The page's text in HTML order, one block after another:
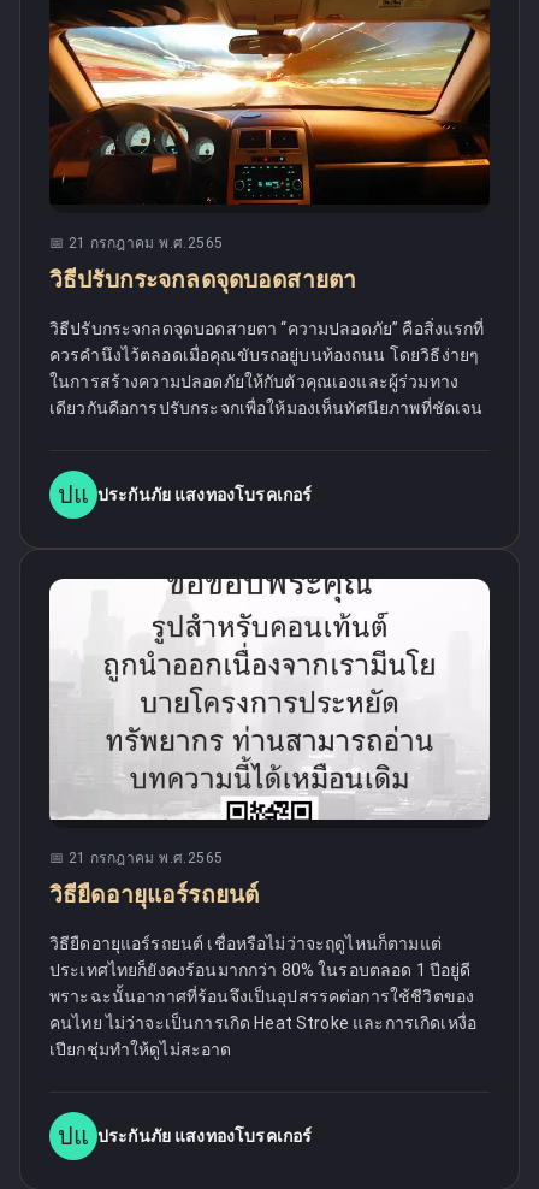
📅 21 กรกฎาคม พ.ศ.2565
วิธีปรับกระจกลดจุดบอดสายตา
วิธีปรับกระจกลดจุดบอดสายตา “ความปลอดภัย” คือสิ่งแรกที่
ควรคำนึงไว้ตลอดเมื่อคุณขับรถอยู่บนท้องถนน โดยวิธีง่ายๆ
ในการสร้างความปลอดภัยให้กับตัวคุณเองและผู้ร่วมทาง
เดียวกันคือการปรับกระจกเพื่อให้มองเห็นทัศนียภาพที่ชัดเจน
ปแ ประกันภัย แสงทองโบรคเกอร์
📅 21 กรกฎาคม พ.ศ.2565
วิธียืดอายุแอร์รถยนต์
วิธียืดอายุแอร์รถยนต์ เชื่อหรือไม่ว่าจะฤดูไหนก็ตามแต่
ประเทศไทยก็ยังคงร้อนมากกว่า 80% ในรอบตลอด 1 ปีอยู่ดี
พราะฉะนั้นอากาศที่ร้อนจึงเป็นอุปสรรคต่อการใช้ชีวิตของ
คนไทย ไม่ว่าจะเป็นการเกิด Heat Stroke และการเกิดเหงื่อ
เปียกชุ่มทำให้ดูไม่สะอาด
ปแ ประกันภัย แสงทองโบรคเกอร์